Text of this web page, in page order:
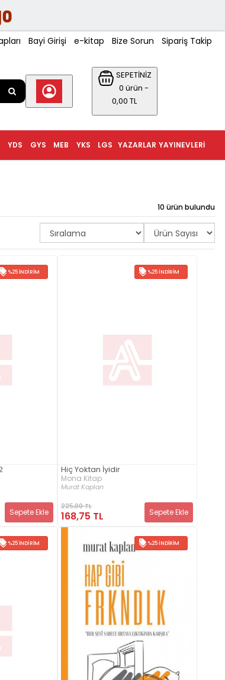
Bayi Girişi e-kitap Bize Sorun Sipariş Takip
SEPETİNİZ
0 ürün -
0,00 TL
YAYINEVLERI
YAZARLAR
LGS
YKS
MEB
GYS
YDS
10 ürün bulundu
%25 İNDIRIM
Sepete Ekle
%25 İNDIRIM
Hiç Yoktan İyidir
Mona Kitap
Murat Kaplan
225,00 TL
168,75 TL Sepete Ekle
%25 İNDIRIM %25 İNDIRIM